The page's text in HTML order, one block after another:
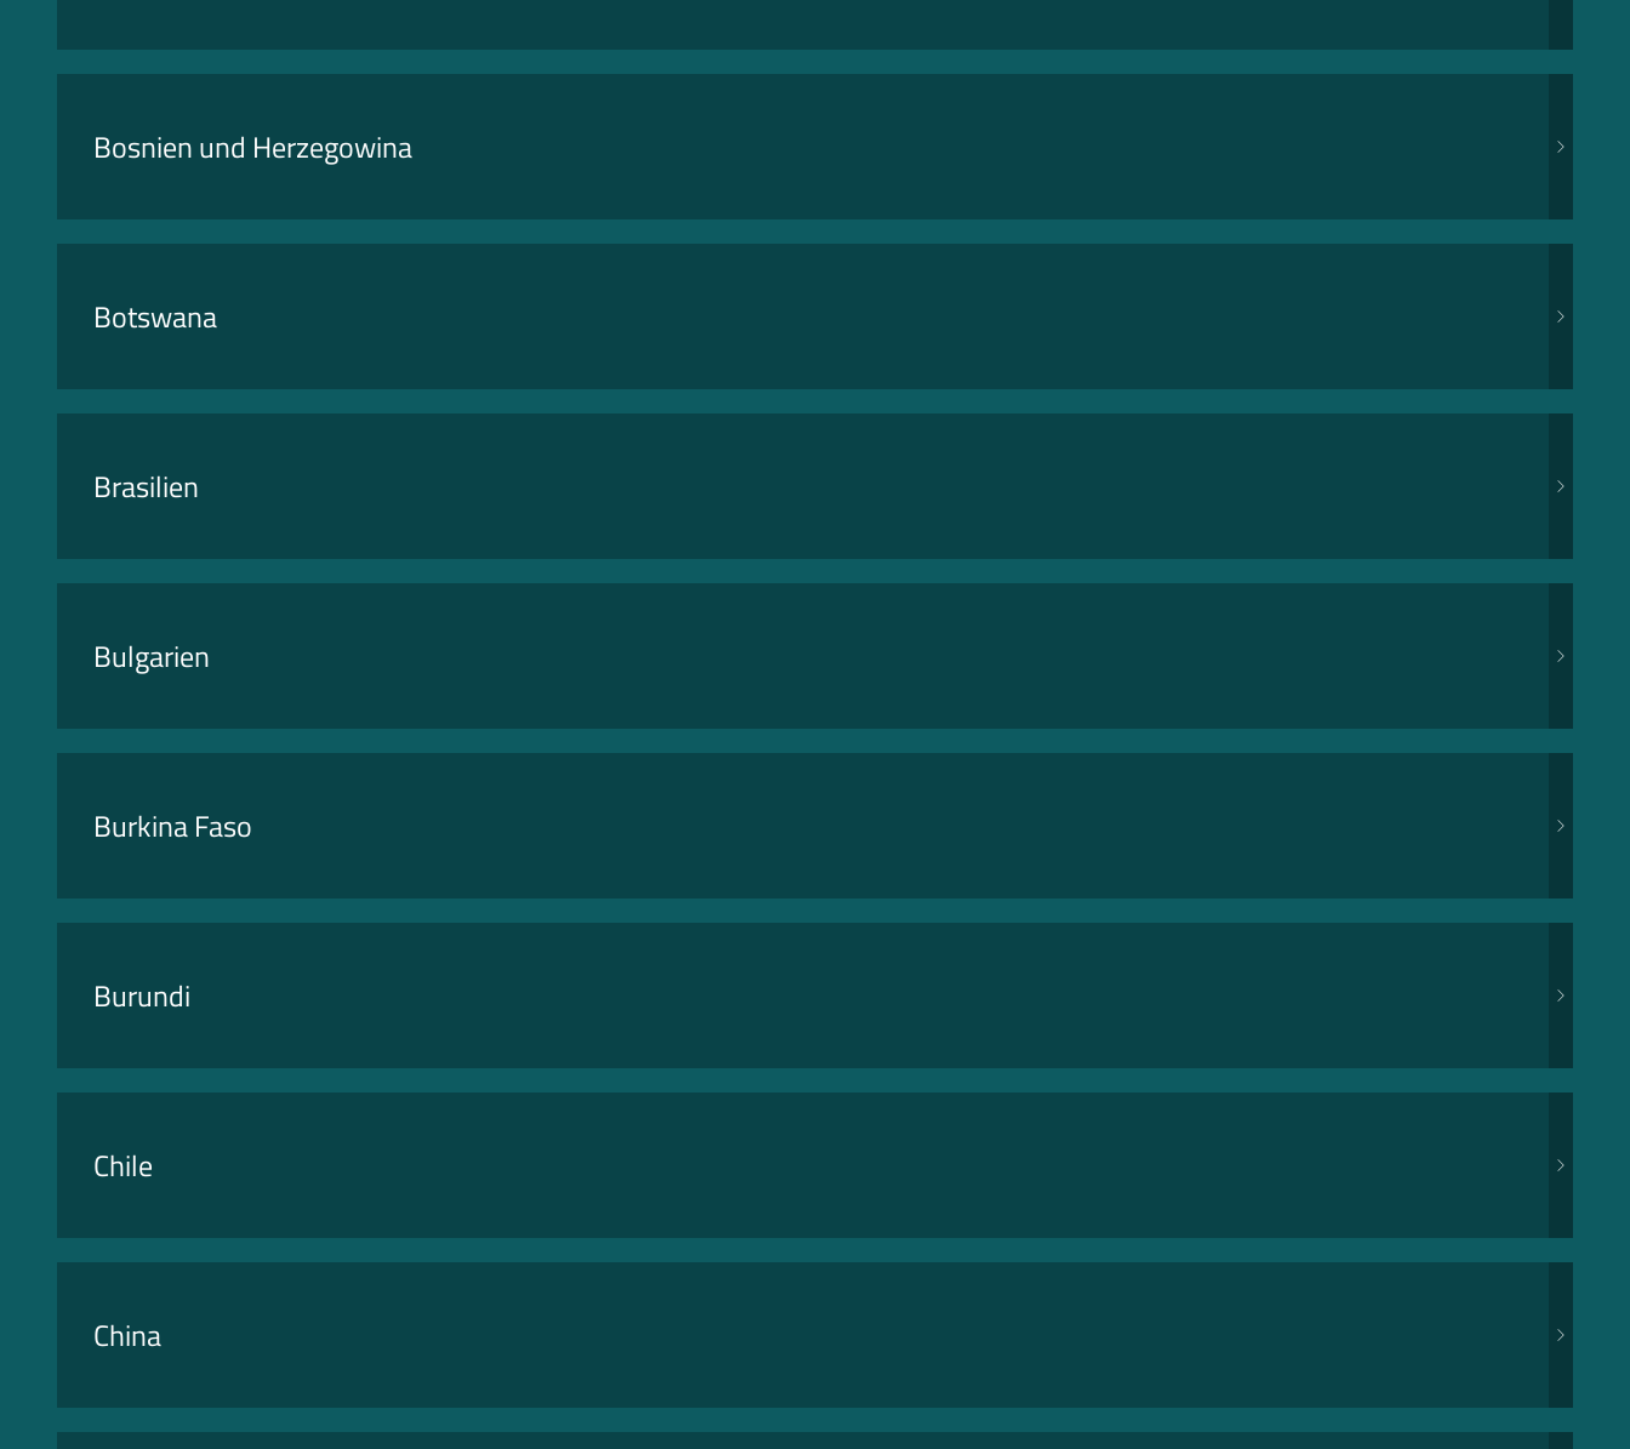
Bosnien und Herzegowina
Botswana
Brasilien
Bulgarien
Burkina Faso
Burundi
Chile
China